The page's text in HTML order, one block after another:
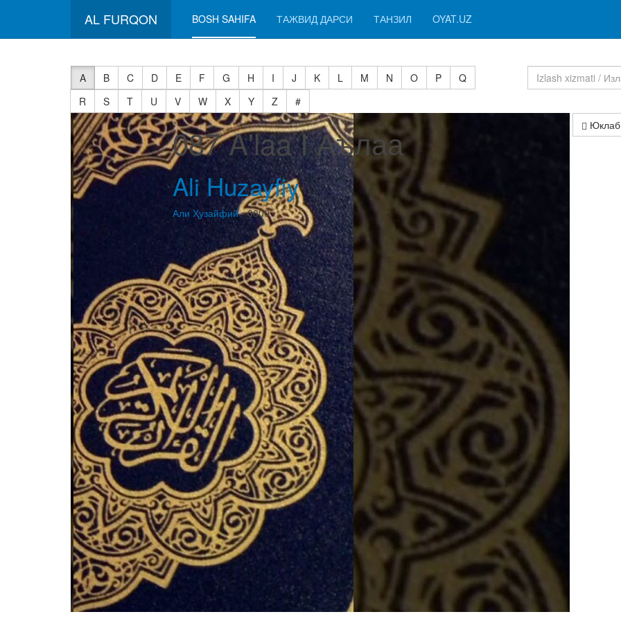
AL FURQON BOSH SAHIFA ТАЖВИД ДАРСИ ТАНЗИЛ OYAT.UZ
A B C D E F G H I J K L M N O P
Q
R
S T U V W X Y Z
#
087 A'laa I Аълаа
Ali Huzayfiy
Али Ҳузайфий• 0000